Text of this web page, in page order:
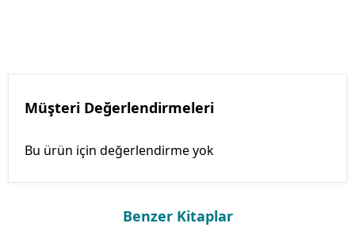
Müşteri Değerlendirmeleri
Bu ürün için değerlendirme yok
Benzer Kitaplar